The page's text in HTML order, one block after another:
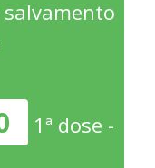
salvamento
1ª dose -